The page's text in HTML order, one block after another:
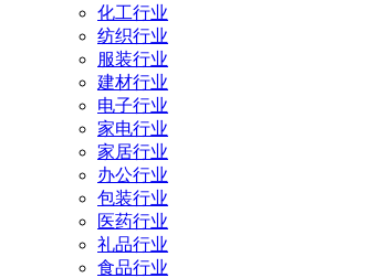
化工行业
纺织行业
服装行业
建材行业
电子行业
家电行业
家居行业
办公行业
包装行业
医药行业
礼品行业
食品行业